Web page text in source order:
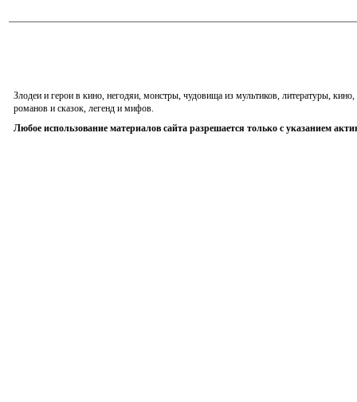
Злодеи и герои в кино, негодяи, монстры, чудовища из мультиков, литературы,
романов и сказок, легенд и мифов.
Любое использование материалов сайта разрешается только с указанием